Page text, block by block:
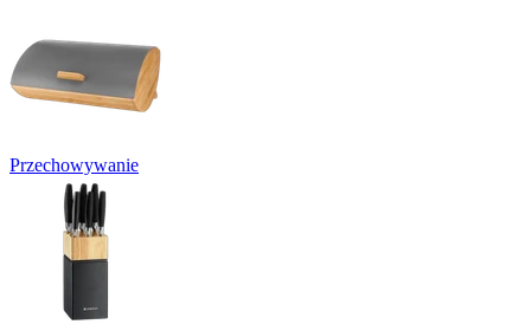
Przechowywanie